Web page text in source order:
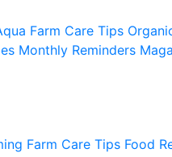
Farm Care Tips
Monthly Reminders
Farm Care Tips Food